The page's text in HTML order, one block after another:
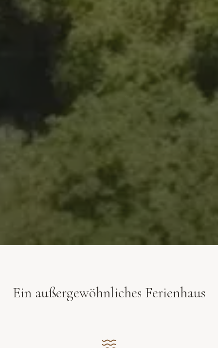
Ein außergewöhnliches Ferienhaus